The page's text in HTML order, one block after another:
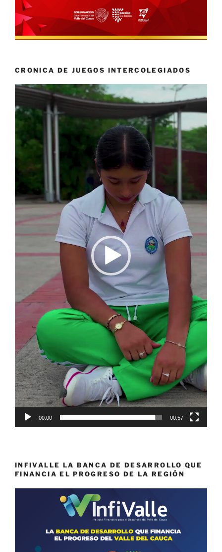
CRONICA DE JUEGOS INTERCOLEGIADOS
Reproductor
vídeo
00:00 00:57
INFIVALLE LA BANCA DE DESARROLLO QUE
FINANCIA EL PROGRESO DE LA REGIÓN